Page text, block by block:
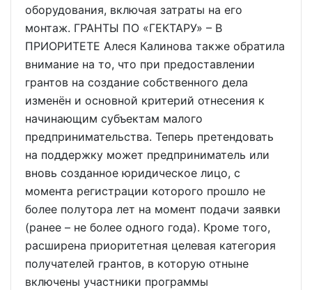
оборудования, включая затраты на его
монтаж. ГРАНТЫ ПО «ГЕКТАРУ» – В
ПРИОРИТЕТЕ Алеся Калинова также обратила
внимание на то, что при предоставлении
грантов на создание собственного дела
изменён и основной критерий отнесения к
начинающим субъектам малого
предпринимательства. Теперь претендовать
на поддержку может предприниматель или
вновь созданное юридическое лицо, с
момента регистрации которого прошло не
более полутора лет на момент подачи заявки
(ранее – не более одного года). Кроме того,
расширена приоритетная целевая категория
получателей грантов, в которую отныне
включены участники программы